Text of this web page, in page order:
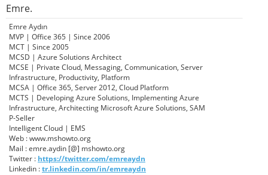
Emre.
Emre Aydın
MVP | Office 365 | Since 2006
MCT | Since 2005
MCSD | Azure Solutions Architect
MCSE | Private Cloud, Messaging, Communication, Server
Infrastructure, Productivity, Platform
MCSA | Office 365, Server 2012, Cloud Platform
MCTS | Developing Azure Solutions, Implementing Azure
Infrastructure, Architecting Microsoft Azure Solutions, SAM
P-Seller
Intelligent Cloud | EMS
Web : www.mshowto.org
Mail : emre.aydin [@] mshowto.org
Twitter : https://twitter.com/emreaydn
Linkedin :tr.linkedin.com/in/emreaydn